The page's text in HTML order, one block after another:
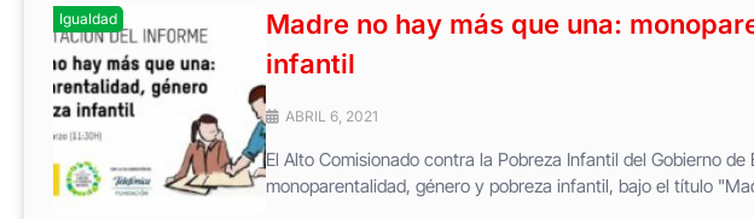
Igualdad
Madre no hay más que una:
infantil
ABRIL 6, 2021
El Alto Comisionado contra la Pobreza Infantil del Gobierno
monoparentalidad, género y pobreza infantil, bajo el título